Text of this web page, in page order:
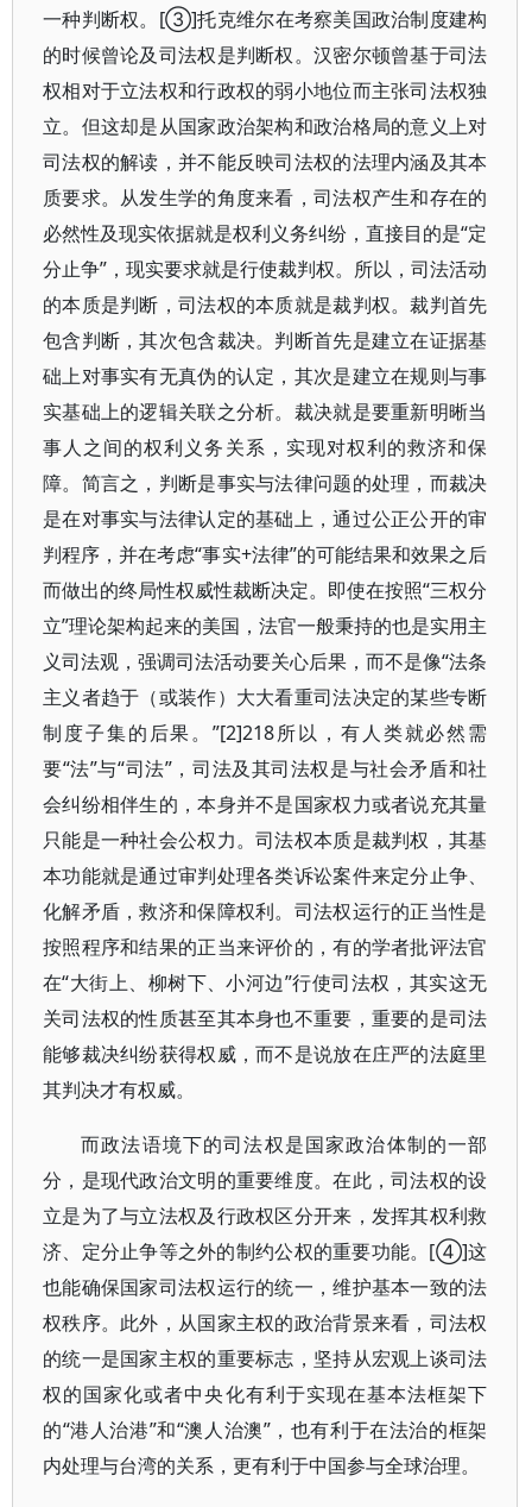
一种判断权。[③]托克维尔在考察美国政治制度建构
的时候曾论及司法权是判断权。汉密尔顿曾基于司法
权相对于立法权和行政权的弱小地位而主张司法权独
立。但这却是从国家政治架构和政治格局的意义上对
司法权的解读，并不能反映司法权的法理内涵及其本
质要求。从发生学的角度来看，司法权产生和存在的
必然性及现实依据就是权利义务纠纷，直接目的是“定
分止争”，现实要求就是行使裁判权。所以，司法活动
的本质是判断，司法权的本质就是裁判权。裁判首先
包含判断，其次包含裁决。判断首先是建立在证据基
础上对事实有无真伪的认定，其次是建立在规则与事
实基础上的逻辑关联之分析。裁决就是要重新明晰当
事人之间的权利义务关系，实现对权利的救济和保
障。简言之，判断是事实与法律问题的处理，而裁决
是在对事实与法律认定的基础上，通过公正公开的审
判程序，并在考虑“事实+法律”的可能结果和效果之后
而做出的终局性权威性裁断决定。即使在按照“三权分
立”理论架构起来的美国，法官一般秉持的也是实用主
义司法观，强调司法活动要关心后果，而不是像“法条
主义者趋于（或装作）大大看重司法决定的某些专断
制度子集的后果。”[2]218所以，有人类就必然需
要“法”与“司法”，司法及其司法权是与社会矛盾和社
会纠纷相伴生的，本身并不是国家权力或者说充其量
只能是一种社会公权力。司法权本质是裁判权，其基
本功能就是通过审判处理各类诉讼案件来定分止争、
化解矛盾，救济和保障权利。司法权运行的正当性是
按照程序和结果的正当来评价的，有的学者批评法官
在“大街上、柳树下、小河边”行使司法权，其实这无
关司法权的性质甚至其本身也不重要，重要的是司法
能够裁决纠纷获得权威，而不是说放在庄严的法庭里
其判决才有权威。
而政法语境下的司法权是国家政治体制的一部
分，是现代政治文明的重要维度。在此，司法权的设
立是为了与立法权及行政权区分开来，发挥其权利救
济、定分止争等之外的制约公权的重要功能。[④]这
也能确保国家司法权运行的统一，维护基本一致的法
权秩序。此外，从国家主权的政治背景来看，司法权
的统一是国家主权的重要标志，坚持从宏观上谈司法
权的国家化或者中央化有利于实现在基本法框架下
的“港人治港”和“澳人治澳”，也有利于在法治的框架
内处理与台湾的关系，更有利于中国参与全球治理。